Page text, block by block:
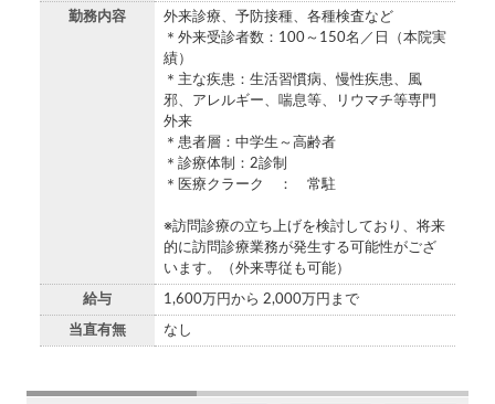
勤務内容
外来診療、予防接種、各種検査など
＊外来受診者数：100～150名／日（本院実
績）
＊主な疾患：生活習慣病、慢性疾患、風
邪、アレルギー、喘息等、リウマチ等専門
外来
＊患者層：中学生～高齢者
＊診療体制：2診制
＊医療クラーク ： 常駐
※訪問診療の立ち上げを検討しており、将来
的に訪問診療業務が発生する可能性がござ
います。（外来専従も可能）
給与 1,600万円から 2,000万円まで
当直有無 なし